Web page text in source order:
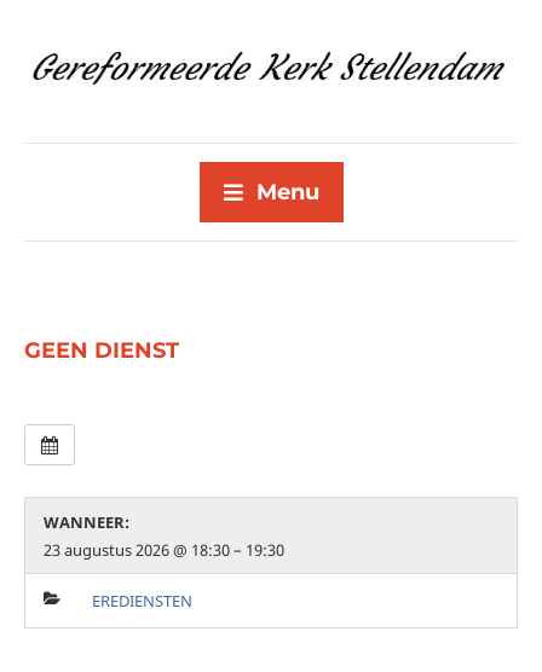
Menu
GEEN DIENST
WANNEER:
23 augustus 2026 @ 18:30 – 19:30
EREDIENSTEN